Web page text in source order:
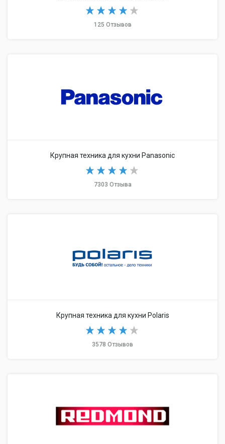
125 Отзывов
Крупная техника для кухни Panasonic
7303 Отзыва
Крупная техника для кухни Polaris
3578 Отзывов